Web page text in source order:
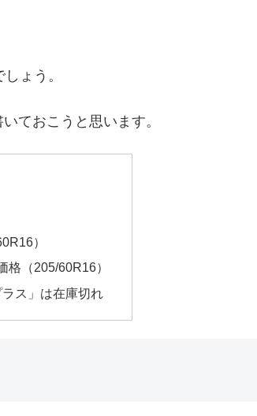
ょう。
ておこうと思います。
）
格（205/60R16）
ス」は在庫切れ